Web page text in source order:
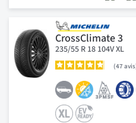
CrossClimate 3
235/55 R 18 104V XL
47 avis